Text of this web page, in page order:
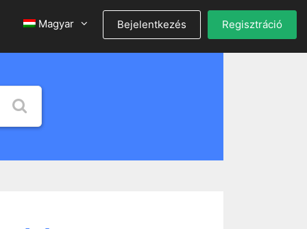
Magyar Bejelentkezés Regisztráció